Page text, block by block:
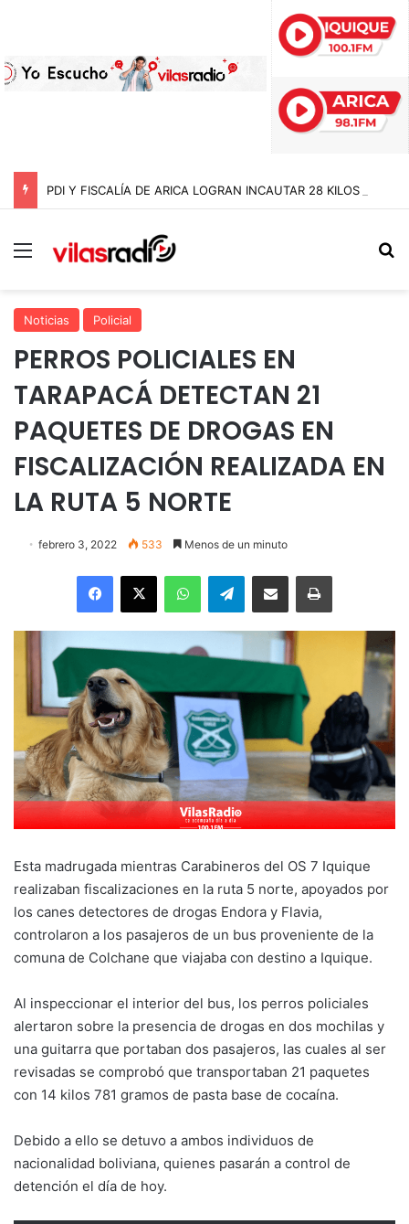
Menú
Noticias Policial
PERROS POLICIALES EN
TARAPACÁ DETECTAN 21
PAQUETES DE DROGAS EN
FISCALIZACIÓN REALIZADA EN
LA RUTA 5 NORTE
febrero 3, 2022 533 Menos de un minuto
Facebook
X WhatsAppTelegramEnviar vía email Imprimir
Esta madrugada mientras Carabineros del OS 7 Iquique
realizaban fiscalizaciones en la ruta 5 norte, apoyados por
los canes detectores de drogas Endora y Flavia,
controlaron a los pasajeros de un bus proveniente de la
comuna de Colchane que viajaba con destino a Iquique.
Al inspeccionar el interior del bus, los perros policiales
alertaron sobre la presencia de drogas en dos mochilas y
una guitarra que portaban dos pasajeros, las cuales al ser
revisadas se comprobó que transportaban 21 paquetes
con 14 kilos 781 gramos de pasta base de cocaína.
Debido a ello se detuvo a ambos individuos de
nacionalidad boliviana, quienes pasarán a control de
detención el día de hoy.